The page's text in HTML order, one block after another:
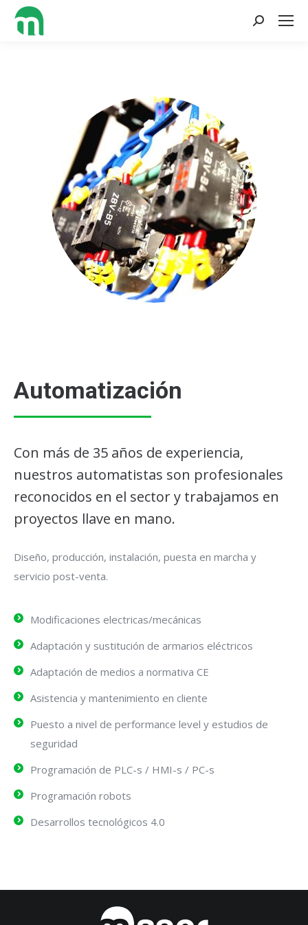
Buscar:
Automatización
Con más de 35 años de experiencia,
nuestros automatistas son profesionales
reconocidos en el sector y trabajamos en
proyectos llave en mano.
Diseño, producción, instalación, puesta en marcha y
servicio post-venta.
Modificaciones electricas/mecánicas
Adaptación y sustitución de armarios eléctricos
Adaptación de medios a normativa CE
Asistencia y mantenimiento en cliente
Puesto a nivel de performance level y estudios de
seguridad
Programación de PLC-s / HMI-s / PC-s
Programación robots
Desarrollos tecnológicos 4.0